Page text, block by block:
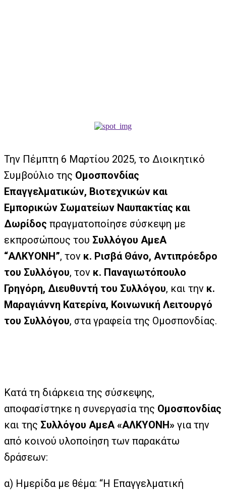
Την Πέμπτη 6 Μαρτίου 2025, το Διοικητικό
Συμβούλιο της Ομοσπονδίας
Επαγγελματικών, Βιοτεχνικών και
Εμπορικών Σωματείων Ναυπακτίας και
Δωρίδος πραγματοποίησε σύσκεψη με
εκπροσώπους του Συλλόγου ΑμεΑ
“ΑΛΚΥΟΝΗ”, τον κ. Ρισβά Θάνο, Αντιπρόεδρο
του Συλλόγου, τον κ. Παναγιωτόπουλο
Γρηγόρη, Διευθυντή του Συλλόγου, και την κ.
Μαραγιάννη Κατερίνα, Κοινωνική Λειτουργό
του Συλλόγου, στα γραφεία της Ομοσπονδίας.
Κατά τη διάρκεια της σύσκεψης,
αποφασίστηκε η συνεργασία της Ομοσπονδίας
και της Συλλόγου ΑμεΑ «ΑΛΚΥΟΝΗ» για την
από κοινού υλοποίηση των παρακάτω
δράσεων:
α) Ημερίδα με θέμα: “Η Επαγγελματική